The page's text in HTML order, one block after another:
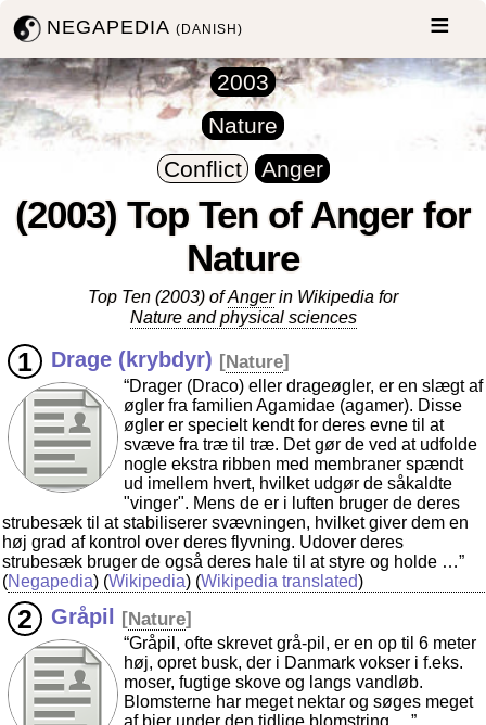
NEGAPEDIA(DANISH)
2003
Nature
Conflict
Anger
(2003) Top Ten of Anger for
Nature
Top Ten (2003) ofAngerin Wikipedia for
Nature and physical sciences
Drage (krybdyr) [Nature]
“Drager (Draco) eller drageøgler, er en slægt af
øgler fra familien Agamidae (agamer). Disse
øgler er specielt kendt for deres evne til at
svæve fra træ til træ. Det gør de ved at udfolde
nogle ekstra ribben med membraner spændt
ud imellem hvert, hvilket udgør de såkaldte
"vinger". Mens de er i luften bruger de deres
strubesæk til at stabiliserer svævningen, hvilket giver dem en
høj grad af kontrol over deres flyvning. Udover deres
strubesæk bruger de også deres hale til at styre og holde …”
(Negapedia) (Wikipedia) (Wikipedia translated)
Gråpil [Nature]
“Gråpil, ofte skrevet grå-pil, er en op til 6 meter
høj, opret busk, der i Danmark vokser i f.eks.
moser, fugtige skove og langs vandløb.
Blomsterne har meget nektar og søges meget